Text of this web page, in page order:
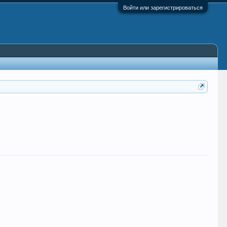
Войти или зарегистрироваться